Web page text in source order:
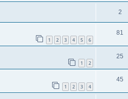
2
1 2 3 4 5 6
81
1 2
25
1 2 3 4
45